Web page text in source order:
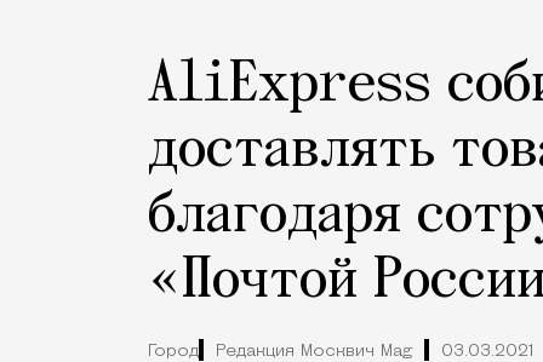
AliExpress
доставлять
благодаря
«Почтой
Город Редакция Москвич Mag 03.03.2021